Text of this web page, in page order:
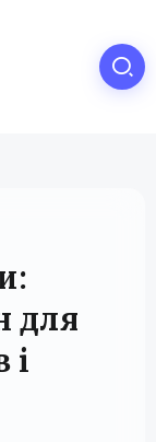
для
і